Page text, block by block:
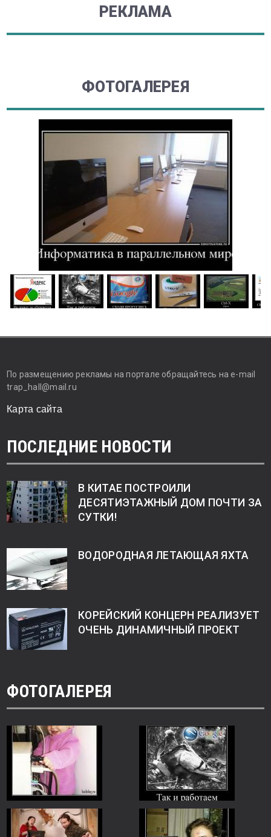
РЕКЛАМА
ФОТОГАЛЕРЕЯ
По размещению рекламы на портале обращайтесь на e-mail
trap_hall@mail.ru
Карта сайта
ПОСЛЕДНИЕ НОВОСТИ
В КИТАЕ ПОСТРОИЛИ
ДЕСЯТИЭТАЖНЫЙ ДОМ ПОЧТИ ЗА
СУТКИ!
ВОДОРОДНАЯ ЛЕТАЮЩАЯ ЯХТА
КОРЕЙСКИЙ КОНЦЕРН РЕАЛИЗУЕТ
ОЧЕНЬ ДИНАМИЧНЫЙ ПРОЕКТ
ФОТОГАЛЕРЕЯ